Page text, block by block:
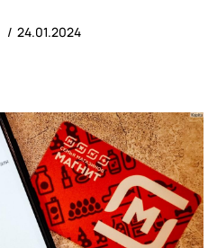
24.01.2024